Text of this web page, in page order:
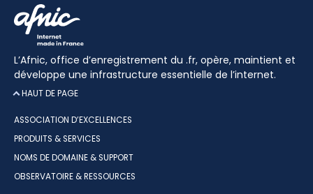
L’Afnic, office d’enregistrement du .fr, opère, maintient et
développe une infrastructure essentielle de l’internet.
HAUT DE PAGE
ASSOCIATION D’EXCELLENCES
PRODUITS & SERVICES
NOMS DE DOMAINE & SUPPORT
OBSERVATOIRE & RESSOURCES